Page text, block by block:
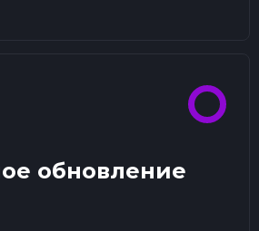
обновление